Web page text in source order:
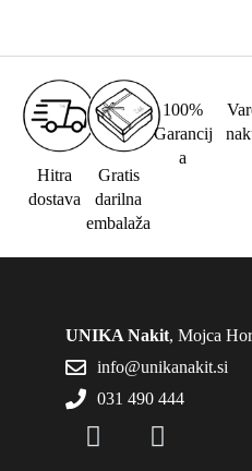
Hitra
dostava
Gratis
darilna
embalaža
100%
Garancij
a
UNIKA Nakit, Mojca
info@unikanakit.si
031 490 444